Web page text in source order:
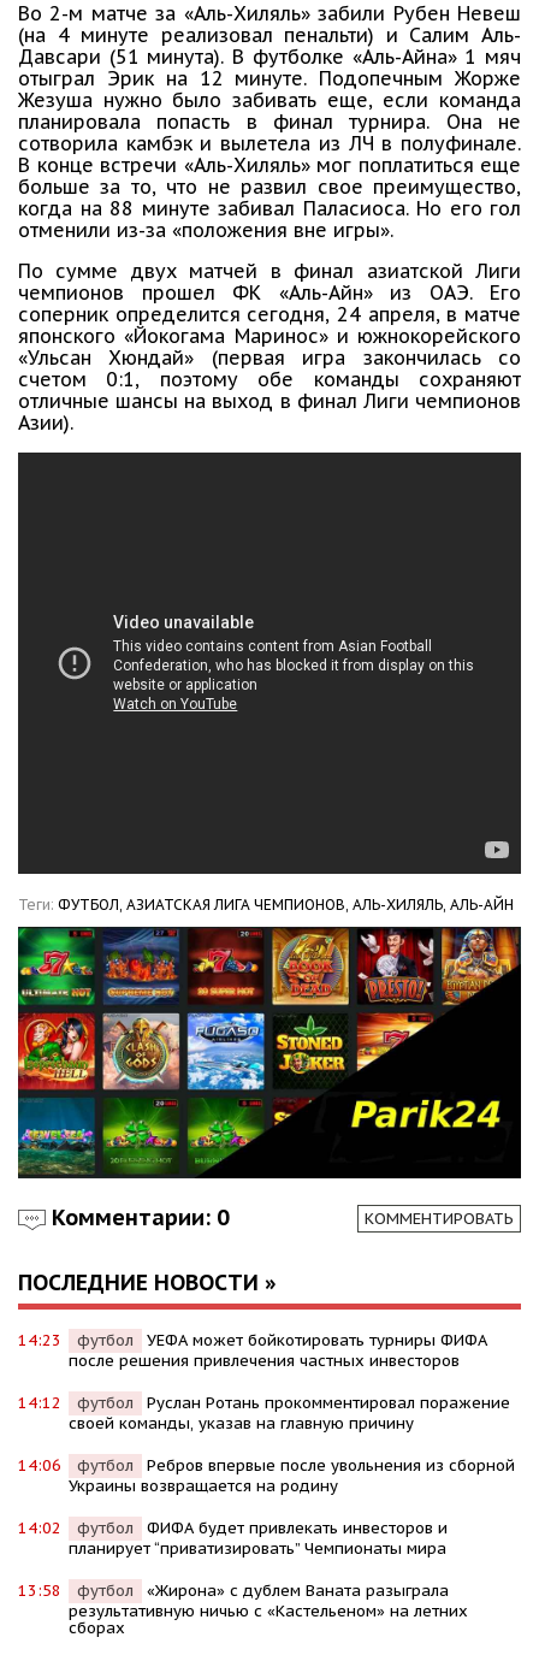
Во 2-м матче за «Аль-Хиляль» забили Рубен Невеш
(на 4 минуте реализовал пенальти) и Салим Аль-
Давсари (51 минута). В футболке «Аль-Айна» 1 мяч
отыграл Эрик на 12 минуте. Подопечным Жорже
Жезуша нужно было забивать еще, если команда
планировала попасть в финал турнира. Она не
сотворила камбэк и вылетела из ЛЧ в полуфинале.
В конце встречи «Аль-Хиляль» мог поплатиться еще
больше за то, что не развил свое преимущество,
когда на 88 минуте забивал Паласиоса. Но его гол
отменили из-за «положения вне игры».
По сумме двух матчей в финал азиатской Лиги
чемпионов прошел ФК «Аль-Айн» из ОАЭ. Его
соперник определится сегодня, 24 апреля, в матче
японского «Йокогама Маринос» и южнокорейского
«Ульсан Хюндай» (первая игра закончилась со
счетом 0:1, поэтому обе команды сохраняют
отличные шансы на выход в финал Лиги чемпионов
Азии).
Теги: ФУТБОЛ, АЗИАТСКАЯ ЛИГА ЧЕМПИОНОВ, АЛЬ-ХИЛЯЛЬ, АЛЬ-АЙН
Комментарии: 0 КОММЕНТИРОВАТЬ
ПОСЛЕДНИЕ НОВОСТИ »
14:23 футбол
УЕФА может бойкотировать турниры ФИФА
после решения привлечения частных инвесторов
14:12 футбол
Руслан Ротань прокомментировал поражение
своей команды, указав на главную причину
14:06 футбол
Ребров впервые после увольнения из сборной
Украины возвращается на родину
14:02 футбол
ФИФА будет привлекать инвесторов и
планирует “приватизировать” Чемпионаты мира
13:58 футбол
«Жирона» с дублем Ваната разыграла
результативную ничью с «Кастельеном» на летних
сборах